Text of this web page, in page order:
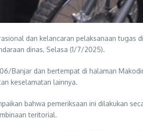
dan kelancaran pelaksanaan tugas
dinas, Selasa (1/7/2025).
Banjar dan bertempat di halaman
keselamatan lainnya.
bahwa pemeriksaan ini dilakukan
teritorial.